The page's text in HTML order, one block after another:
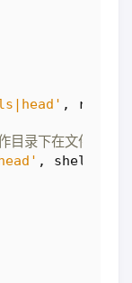
,
录下在文件列表
, shell